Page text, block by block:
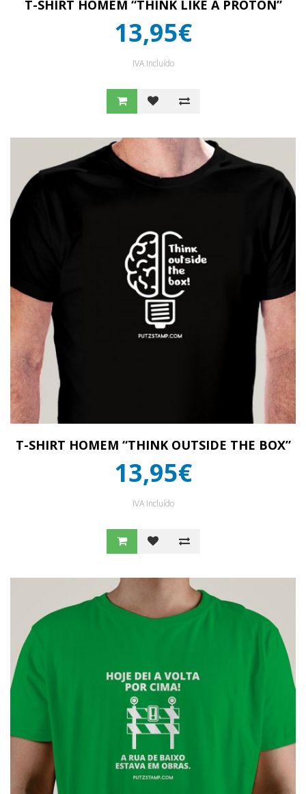
T-SHIRT HOMEM “THINK LIKE A PROTON”
13,95€
IVA Incluído
T-SHIRT HOMEM “THINK OUTSIDE THE BOX”
13,95€
IVA Incluído